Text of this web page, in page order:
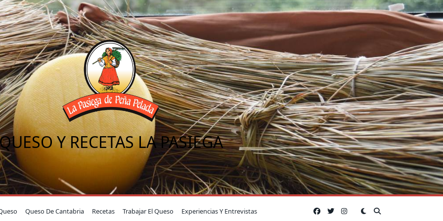
Y RECETAS LA PASIEGA
Queso De Cantabria Recetas Trabajar El Queso Experiencias Y Entrevistas